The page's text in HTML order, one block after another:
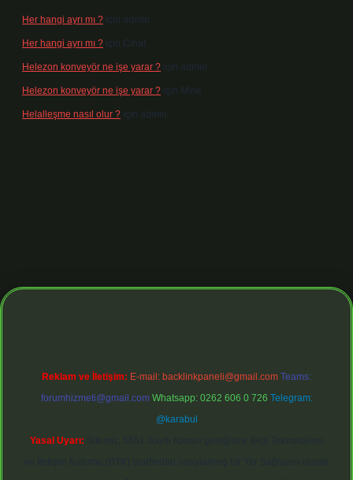
Her hangi ayrı mı ? için admin
Her hangi ayrı mı ? için Cihat
Helezon konveyör ne işe yarar ? için admin
Helezon konveyör ne işe yarar ? için Mine
Helalleşme nasıl olur ? için admin
https://tulipbett.net/
Reklam ve İletişim: E-mail: backlinkpaneli@gmail.com Teams:
forumhizmeti@gmail.com Whatsapp: 0262 606 0 726 Telegram:
@karabul
Yasal Uyarı: